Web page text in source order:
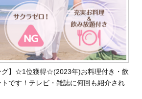
グ】☆1位獲得☆(2023年)お料理付き・飲
です！テレビ・雑誌に何回も紹介され